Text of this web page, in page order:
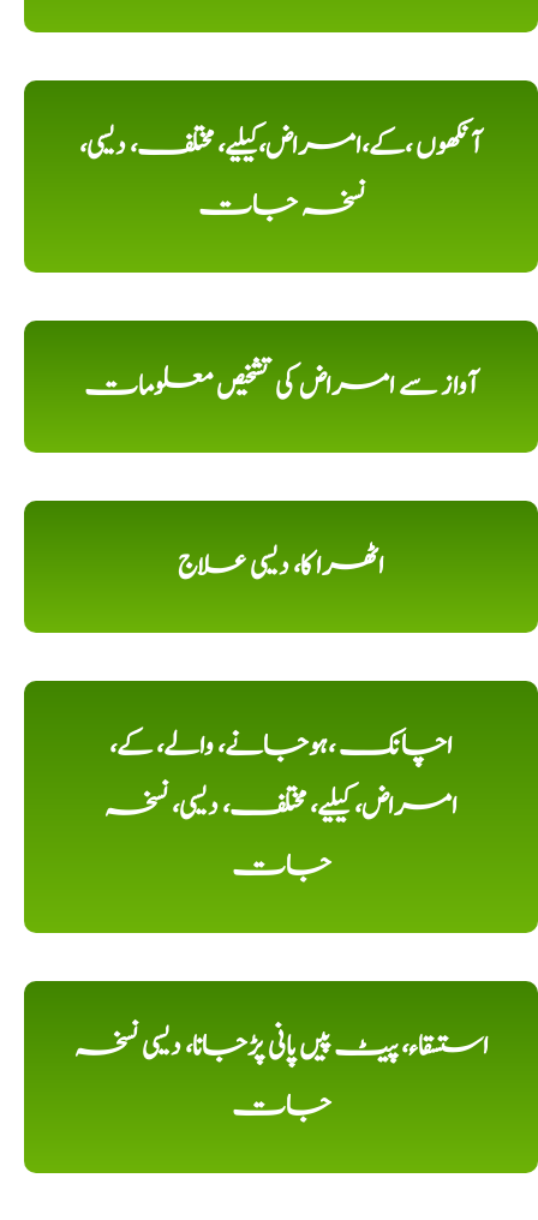
آنکھوں ،کے،امراض،کیلیے، مختلف، دیسی،
نسخہ جات
آواز سے امراض کی تشخیص معلومات
اٹھرا کا، دیسی علاج
اچانک ،ہوجانے، والے، کے،
امراض، کیلیے، مختلف، دیسی، نسخہ
جات
استسقاء، پیٹ پیں پانی پڑجانا، دیسی نسخہ
جات